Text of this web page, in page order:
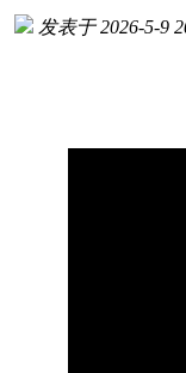
发表于 2026-5-9